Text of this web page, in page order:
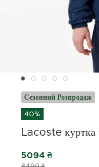
Сезонний Розпродаж
40%
Lacoste куртка
5094 ₴